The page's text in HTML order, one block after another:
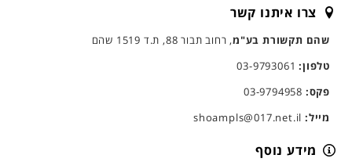
צרו איתנו קשר
שהם תקשורת בע"מ, רחוב תבור 88, ת.ד 1519 שהם
טלפון:03-9793061
פקס:
מייל:
מידע נוסף